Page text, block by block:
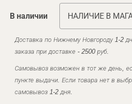
В наличии НАЛИЧИЕ В
Доставка по Нижнему Новгороду 1-2
заказа при доставке - 2500 руб.
Самовывоз возможен в тот же день,
пункте выдачи. Если товара нет в
самовывоз 1-2 дня.